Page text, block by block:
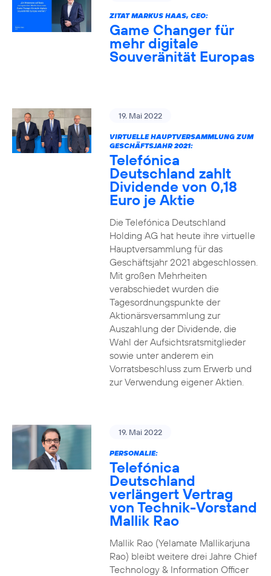
ZITAT MARKUS HAAS, CEO:
Game Changer für
mehr digitale
Souveränität Europas
19. Mai 2022
VIRTUELLE HAUPTVERSAMMLUNG ZUM
GESCHÄFTSJAHR 2021:
Telefónica
Deutschland zahlt
Dividende von 0,18
Euro je Aktie
Die Telefónica Deutschland
Holding AG hat heute ihre virtuelle
Hauptversammlung für das
Geschäftsjahr 2021 abgeschlossen.
Mit großen Mehrheiten
verabschiedet wurden die
Tagesordnungspunkte der
Aktionärsversammlung zur
Auszahlung der Dividende, die
Wahl der Aufsichtsratsmitglieder
sowie unter anderem ein
Vorratsbeschluss zum Erwerb und
zur Verwendung eigener Aktien.
19. Mai 2022
PERSONALIE:
Telefónica
Deutschland
verlängert Vertrag
von Technik-Vorstand
Mallik Rao
Mallik Rao (Yelamate Mallikarjuna
Rao) bleibt weitere drei Jahre Chief
Technology & Information Officer